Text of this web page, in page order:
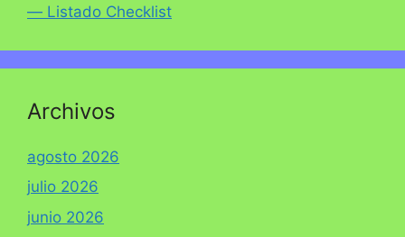
— Listado Checklist
Archivos
agosto 2026
julio 2026
junio 2026